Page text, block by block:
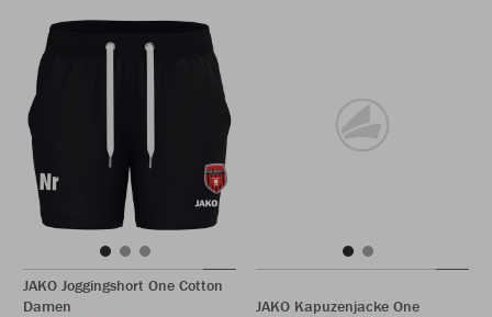
JAKO Joggingshort One Cotton
Damen
JAKO Kapuzenjacke One